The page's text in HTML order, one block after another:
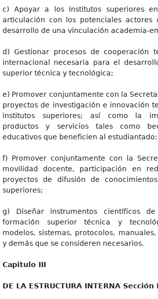
c) Apoyar a los institutos superiores
articulación con los potenciales actores
desarrollo de una vinculación academia-
d) Gestionar procesos de cooperación
internacional necesaria para el
superior técnica y tecnológica;
e) Promover conjuntamente con la
proyectos de investigación e innovación
institutos superiores; así como la
productos y servicios tales como
educativos que beneficien al estudiantado;
f) Promover conjuntamente con la
movilidad docente, participación en
proyectos de difusión de
superiores;
g) Diseñar instrumentos científicos
formación superior técnica y
modelos, sistemas, protocolos,
y demás que se consideren necesarios.
Capitul o III
DE LA ESTRUCTURA INTERNA Sección I